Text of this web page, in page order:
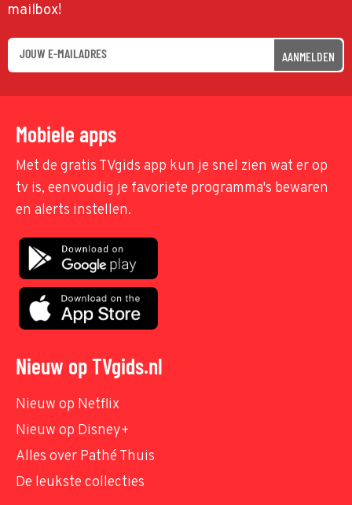
mailbox!
AANMELDEN
Mobiele apps
Met de gratis TVgids app kun je snel zien wat er op
tv is, eenvoudig je favoriete programma's bewaren
en alerts instellen.
Nieuw op TVgids.nl
Nieuw op Netflix
Nieuw op Disney+
Alles over Pathé Thuis
De leukste collecties